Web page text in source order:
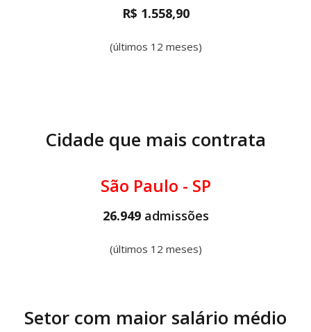
R$ 1.558,90
(últimos 12 meses)
Cidade que mais contrata
São Paulo - SP
26.949 admissões
(últimos 12 meses)
Setor com maior salário médio